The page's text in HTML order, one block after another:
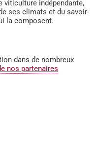
viticulture indépendante,
ses climats et du savoir-
la composent.
dans de nombreux
nos partenaires